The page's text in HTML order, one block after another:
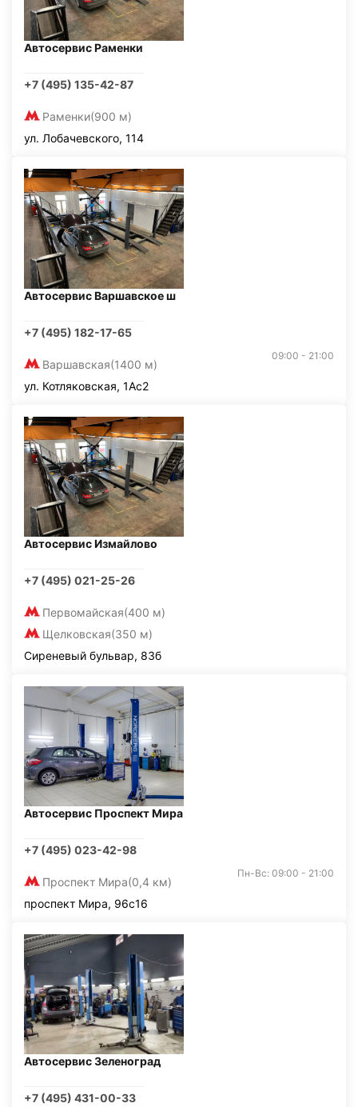
Автосервис Раменки
+7 (495) 135-42-87
Раменки(900 м)
ул. Лобачевского, 114
Автосервис Варшавское ш
+7 (495) 182-17-65
Варшавская(1400 м)
09:00 - 21:00
ул. Котляковская, 1Ас2
Автосервис Измайлово
+7 (495) 021-25-26
Первомайская(400 м)
Щелковская(350 м)
Сиреневый бульвар, 83б
Автосервис Проспект Мира
+7 (495) 023-42-98
Проспект Мира(0,4 км)
Пн-Вс: 09:00 - 21:00
проспект Мира, 96с16
Автосервис Зеленоград
+7 (495) 431-00-33